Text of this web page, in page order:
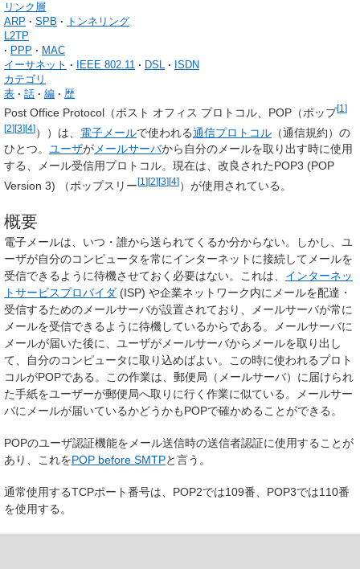
リンク層
ARP
SPB
トンネリング
L2TP
PPP
MAC
イーサネット
IEEE 802.11 DSL
ISDN
カテゴリ
表
話 編 歴
Post Office Protocol （ポスト オフィス プロトコル、 POP （ポップ[1 ]
[2][3][4]））は、 電子メールで使われる通信プロトコル （通信規約）の
ひとつ。 ユーザがメールサーバから自分のメールを取り出す時に使用
する、メール受信用プロトコル。現在は、改良されたPOP3 (POP
Version 3) （ポップスリー[1 ][2][3][4] ）が使用されている。
概要
電子メールは、いつ・誰から送られてくるか分からない。しかし、ユ
ーザが自分のコンピュータを常にインターネットに接続してメールを
受信できるように待機させておく必要はない。これは、 インターネッ
トサービスプロバイダ (ISP) や企業ネットワーク内にメールを配達・
受信するためのメールサーバが設置されており、メールサーバが常に
メールを受信できるように待機しているからである。メールサーバに
メールが届いた後に、ユーザがメールサーバからメールを取り出し
て、自分のコンピュータに取り込めばよい。この時に使われるプロト
コルがPOPである。この作業は、郵便局（メールサーバ）に届けられ
た手紙をユーザーが郵便局へ取りに行く作業に似ている。メールサー
バにメールが届いているかどうかもPOPで確かめることができる。
POPのユーザ認証機能をメール送信時の送信者認証に使用することが
あり、これをPOP before SMTPと言う。
通常使用するTCPポート番号は、POP2では109番、POP3では110番
を使用する。